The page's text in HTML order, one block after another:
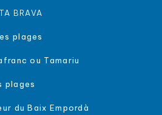
BRAVA
plages
ou Tamariu
plages
du Baix Empordà